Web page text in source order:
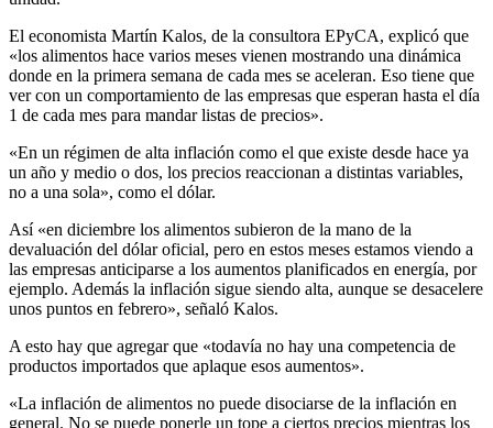
El economista Martín Kalos, de la consultora EPyCA, explicó que
«los alimentos hace varios meses vienen mostrando una dinámica
donde en la primera semana de cada mes se aceleran. Eso tiene que
ver con un comportamiento de las empresas que esperan hasta el día
1 de cada mes para mandar listas de precios».
«En un régimen de alta inflación como el que existe desde hace ya
un año y medio o dos, los precios reaccionan a distintas variables,
no a una sola», como el dólar.
Así «en diciembre los alimentos subieron de la mano de la
devaluación del dólar oficial, pero en estos meses estamos viendo a
las empresas anticiparse a los aumentos planificados en energía, por
ejemplo. Además la inflación sigue siendo alta, aunque se desacelere
unos puntos en febrero», señaló Kalos.
A esto hay que agregar que «todavía no hay una competencia de
productos importados que aplaque esos aumentos».
«La inflación de alimentos no puede disociarse de la inflación en
general. No se puede ponerle un tope a ciertos precios mientras los